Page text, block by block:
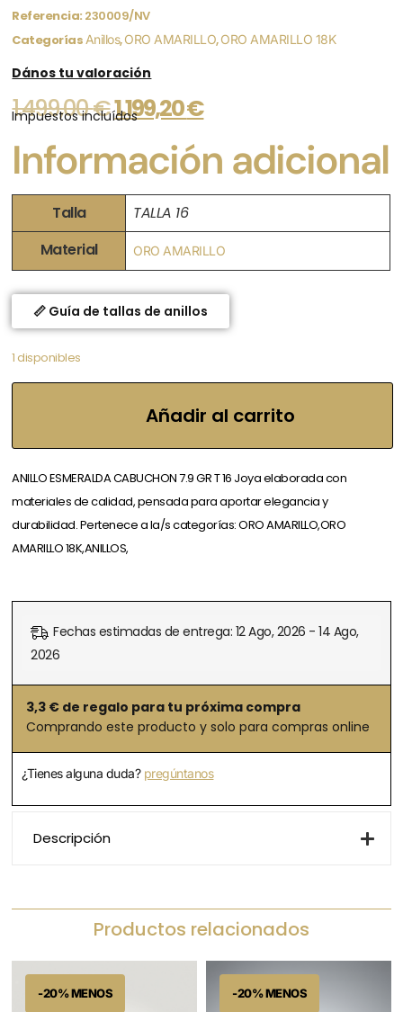
Referencia: 230009/NV
Categorías Anillos,ORO AMARILLO,ORO AMARILLO 18K
Dános tu valoración
1.499,00€1.199,20€
Impuestos incluídos
Información adicional
Talla
TALLA 16
Material
ORO AMARILLO
📏 Guía de tallas de anillos
1 disponibles
Añadir al carrito
ANILLO ESMERALDA CABUCHON 7.9 GR T 16 Joya elaborada con
materiales de calidad, pensada para aportar elegancia y
durabilidad. Pertenece a la/s categorías: ORO AMARILLO,ORO
AMARILLO 18K,ANILLOS,
Fechas estimadas de entrega: 12 Ago, 2026 - 14 Ago,
2026
3,3 € de regalo para tu próxima compra
Comprando este producto y solo para compras online
¿Tienes alguna duda? pregúntanos
Descripción
Productos relacionados